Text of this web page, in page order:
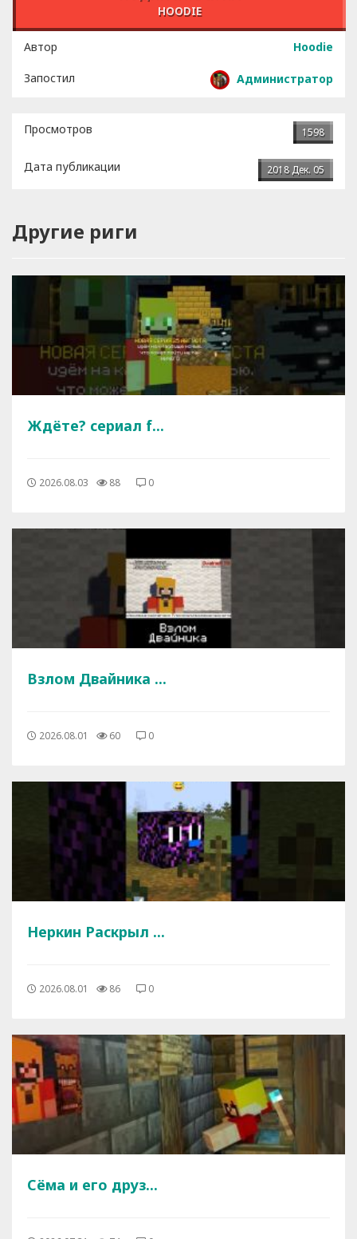
HOODIE
Автор Hoodie
Запостил Администратор
Просмотров 1598
Дата публикации 2018 Дек. 05
Другие риги
Ждёте? сериал f...
2026.08.03 88 0
Взлом Двайника ...
2026.08.01 60 0
Неркин Раскрыл ...
2026.08.01 86 0
Сёма и его друз...